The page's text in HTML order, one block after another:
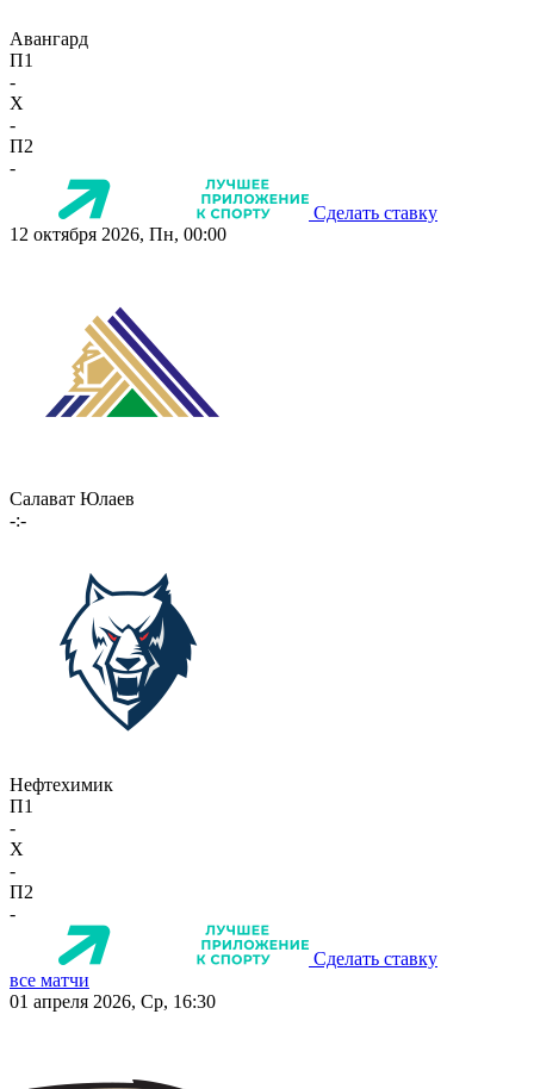
Авангард
П1
-
X
-
П2
-
Сделать ставку
12 октября 2026, Пн, 00:00
Салават Юлаев
-:-
Нефтехимик
П1
-
X
-
П2
-
Сделать ставку
все матчи
01 апреля 2026, Ср, 16:30